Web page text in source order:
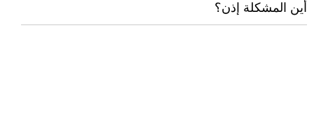
أين المشكلة إذن؟